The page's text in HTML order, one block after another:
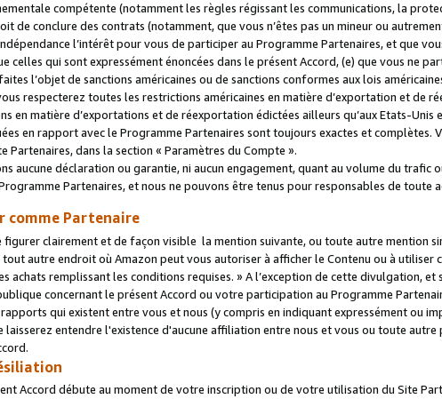
compétente (notamment les règles régissant les communications, la
de conclure des contrats (notamment, que vous n’êtes pas un mineur ou
l’intérêt pour vous de participer au Programme Partenaires, et que
celles qui sont expressément énoncées dans le présent Accord, (e) que vous ne
l’objet de sanctions américaines ou de sanctions conformes aux lois
respecterez toutes les restrictions américaines en matière d’exportation et de
en matière d’exportations et de réexportation édictées ailleurs qu’aux Etats-
en rapport avec le Programme Partenaires sont toujours exactes et
Partenaires, dans la section « Paramètres du Compte ».
aucune déclaration ou garantie, ni aucun engagement, quant au volume du
Partenaires, et nous ne pouvons être tenus pour responsables de
comme Partenaire
figurer clairement et de façon visible la mention suivante, ou toute autre mention
autre endroit où Amazon peut vous autoriser à afficher le Contenu ou à utiliser
achats remplissant les conditions requises. » A l’exception de cette divulgation,
concernant le présent Accord ou votre participation au Programme
qui existent entre vous et nous (y compris en indiquant expressément ou
laisserez entendre l'existence d'aucune affiliation entre nous et vous ou toute
Accord débute au moment de votre inscription ou de votre utilisation du Site